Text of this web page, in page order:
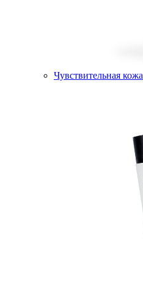
Чувствительная кожа